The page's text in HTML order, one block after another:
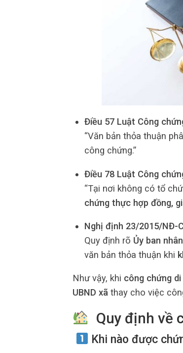
Điều 57 Luật Công
“Văn bản thỏa thuận
công chứng.”
Điều 78 Luật Công
“Tại nơi không có tổ
chứng thực hợp đồng,
Nghị định 23/2015/NĐ-
Quy định rõ Ủy ban
văn bản thỏa thuận khi
Như vậy, khi công chứng
UBND xã thay cho việc
Quy định về
Khi nào được